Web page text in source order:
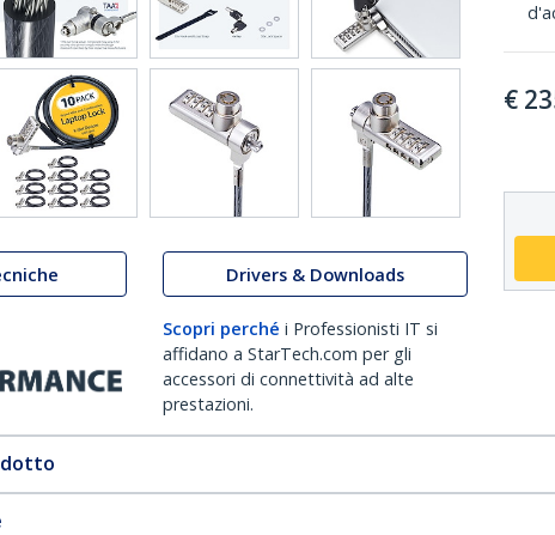
Drivers & Downloads
Scopri perché i Professionisti IT si
affidano a StarTech.com per gli
accessori di connettività ad alte
prestazioni.
€